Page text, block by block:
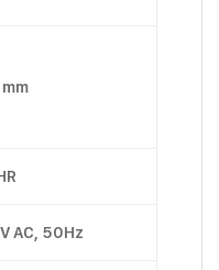
AC, 50Hz